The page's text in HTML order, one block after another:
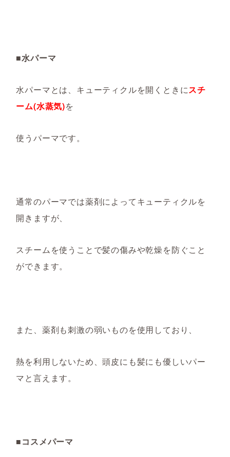
■水パーマ
水パーマとは、キューティクルを開くときにスチ
ーム(水蒸気)を
使うパーマです。
通常のパーマでは薬剤によってキューティクルを
開きますが、
スチームを使うことで髪の傷みや乾燥を防ぐこと
ができます。
また、薬剤も刺激の弱いものを使用しており 、
熱を利用しないため、頭皮にも髪にも優しいパー
マと言えます。
■コスメパーマ